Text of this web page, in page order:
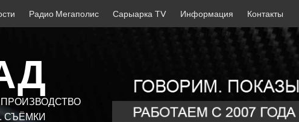
Радио Мегаполис Сарыарка TV Информация Контакты
СЪЁМКИ